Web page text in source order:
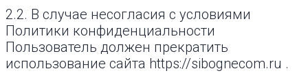
2.2. В случае несогласия с условиями
Политики конфиденциальности
Пользователь должен прекратить
использование сайта https://sibognecom.ru .